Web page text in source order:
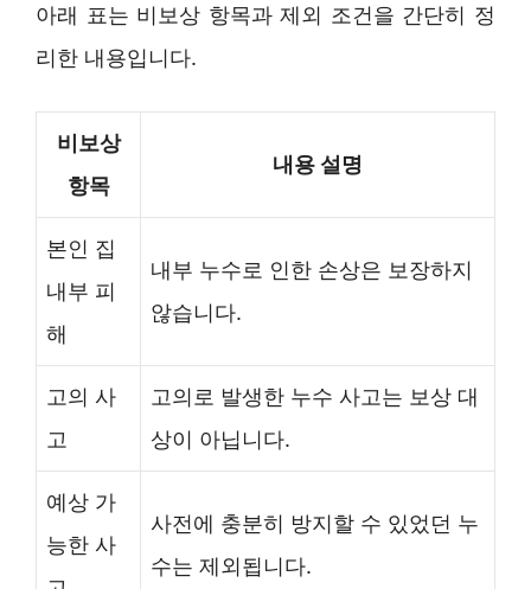
아래 표는 비보상 항목과 제외 조건을 간단히 정
리한 내용입니다.
비보상
항목
내용 설명
본인 집
내부 피
해
내부 누수로 인한 손상은 보장하지
않습니다.
고의 사
고
고의로 발생한 누수 사고는 보상 대
상이 아닙니다.
예상 가
능한 사
사전에 충분히 방지할 수 있었던 누
수는 제외됩니다.